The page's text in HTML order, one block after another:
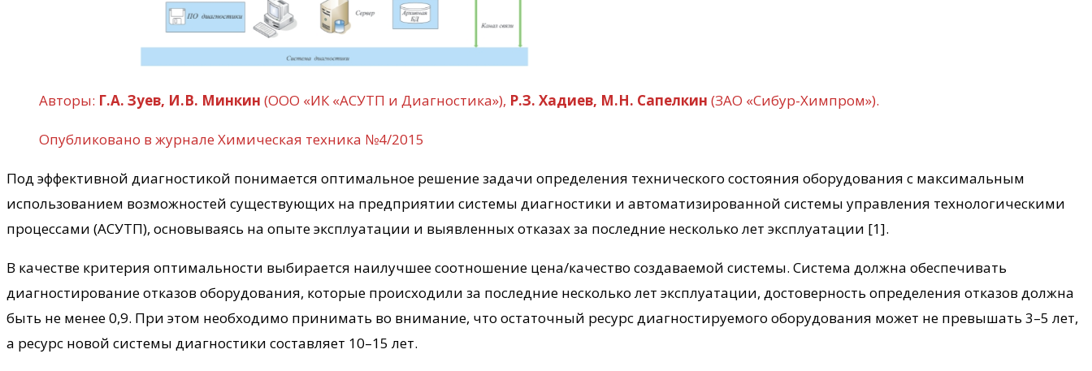
Авторы: Г.А. Зуев, И.В. Минкин (ООО «ИК «АСУТП и Диагностика»), Р.З. Хадиев, М.Н. Сапелкин (ЗАО «Сибур-Химпром»).
Опубликовано в журнале Химическая техника №4/2015
Под эффективной диагностикой понимается оптимальное решение задачи определения технического состояния оборудования с максимальным
использованием возможностей существующих на предприятии системы диагностики и автоматизированной системы управления технологическими
процессами (АСУТП), основываясь на опыте эксплуатации и выявленных отказах за последние несколько лет эксплуатации [1].
В качестве критерия оптимальности выбирается наилучшее соотношение цена/качество создаваемой системы. Система должна обеспечивать
диагностирование отказов оборудования, которые происходили за последние несколько лет эксплуатации, достоверность определения отказов должна
быть не менее 0,9. При этом необходимо принимать во внимание, что остаточный ресурс диагностируемого оборудования может не превышать 3–5 лет,
а ресурс новой системы диагностики составляет 10–15 лет.